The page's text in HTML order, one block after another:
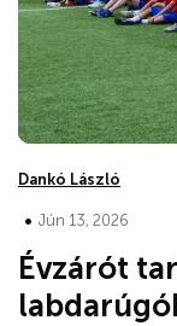
Dankó László
• Jún 13, 2026
Évzárót